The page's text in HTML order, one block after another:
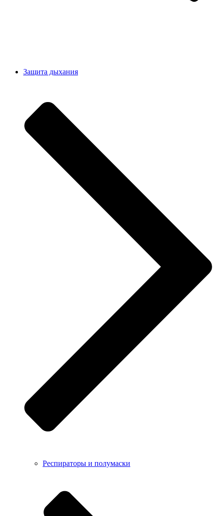
Защита дыхания
Респираторы и полумаски